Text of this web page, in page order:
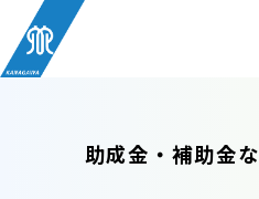
助成金・補助金